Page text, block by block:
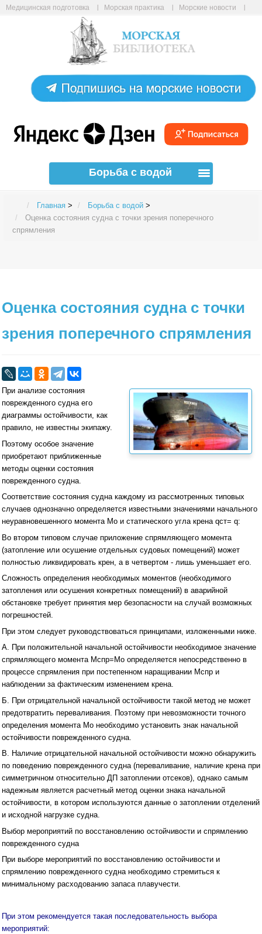
Медицинская подготовка Морская практика
Морские новости
Авиабилеты онлайн
Борьба с водой
Главная > Борьба с водой >
Оценка состояния судна с точки зрения поперечного
спрямления
Оценка состояния судна с точки
зрения поперечного спрямления
При анализе состояния
поврежденного судна его
диаграммы остойчивости, как
правило, не известны экипажу.
Поэтому особое значение
приобретают при­ближенные
методы оценки состояния
поврежденного судна.
Соответствие состояния судна каждому из рассмотренных типовых
случаев однозначно определя­ется известными значениями начального
неуравновешен­ного момента Мо и статического угла крена qст= q:
Во втором типовом случае приложение спрямляющего момента
(затопление или осушение отдельных судовых помещений) может
полностью ликвидировать крен, а в четвертом - лишь уменьшает его.
Сложность определения необходимых моментов (необходимого
затопления или осушения конкретных помещений) в аварийной
обстановке требует принятия мер безопасности на слу­чай возможных
погрешностей.
При этом следует руководствоваться принципами, изложенными ниже.
А. При положительной начальной остойчивости необ­ходимое значение
спрямляющего момента Мспр=Мо определяется непосредственно в
процессе спрямления при постепенном наращивании Мспр и
наблюдении за фактическим изменением крена.
Б. При отрицательной начальной остойчивости такой метод не может
предотвратить переваливания. Поэтому при невозможности точного
определения момента Мо необходимо установить знак начальной
остойчивости поврежденного судна.
В. Наличие отрицательной начальной остойчивости можно обнаружить
по поведению поврежден­ного судна (переваливание, наличие крена при
сим­метричном относительно ДП затоплении отсеков), од­нако самым
надежным является расчетный метод оценки знака начальной
остойчивости, в котором используются дан­ные о затоплении отделений
и исходной нагрузке судна.
Выбор мероприятий по восстановлению остойчивости и спрямлению
поврежденного судна
При выборе мероприятий по восстановлению остой­чивости и
спрямлению поврежденного судна необ­ходимо стремиться к
минимальному расходованию за­паса плавучести.
При этом рекомендуется такая после­довательность выбора
мероприятий: